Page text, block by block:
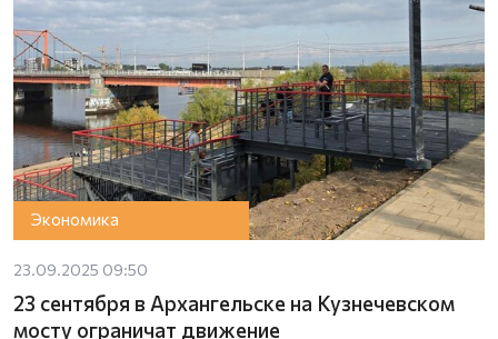
Экономика
23.09.2025 09:50
23 сентября в Архангельске на Кузнечевском
мосту ограничат движение